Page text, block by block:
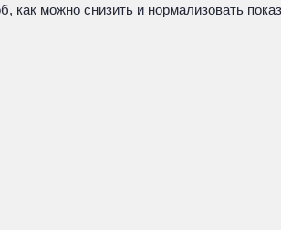
как можно снизить и нормализовать